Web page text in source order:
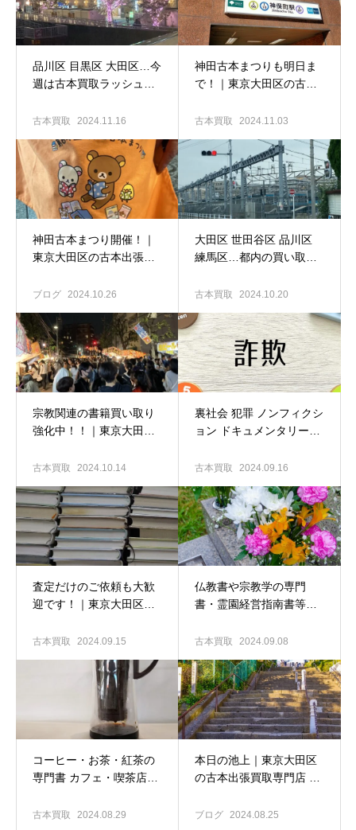
品川区 目黒区 大田区…今
週は古本買取ラッシュで
出張買取専門店 古書窟揚
古本買取 2024.11.16
神田古本まつりも明日ま
で！｜東京大田区の古本
羽堂
古本買取 2024.11.03
神田古本まつり開催！｜
東京大田区の古本出張買
ブログ 2024.10.26
大田区 世田谷区 品川区
練馬区…都内の買い取り
取専門店 古書窟揚羽堂
古本買取 2024.10.20
宗教関連の書籍買い取り
強化中！！｜東京大田区
書窟揚羽堂
古本買取 2024.10.14
裏社会 犯罪 ノンフィクシ
ョン ドキュメンタリー関
｜東京大田区の古本出張
古本買取 2024.09.16
査定だけのご依頼も大歓
迎です！｜東京大田区の
古本買取 2024.09.15
仏教書や宗教学の専門
書・霊園経営指南書等々
す！｜東京大田区の古本
古本買取 2024.09.08
コーヒー・お茶・紅茶の
専門書 カフェ・喫茶店開
東京大田区の古本出張買
古本買取 2024.08.29
本日の池上｜東京大田区
の古本出張買取専門店 古
ブログ 2024.08.25